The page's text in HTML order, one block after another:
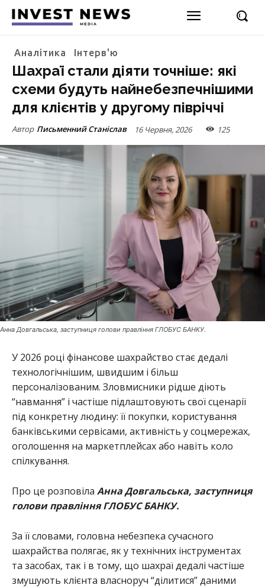
Аналітика Інтерв'ю
Шахраї стали діяти точніше: які
схеми будуть найнебезпечнішими
для клієнтів у другому півріччі
Автор Письменний Станіслав 16 Червня, 2026 125
Анна Довгальська, заступниця голови правління ГЛОБУС БАНКУ.
У 2026 році фінансове шахрайство стає дедалі
технологічнішим, швидшим і більш
персоналізованим. Зловмисники рідше діють
“навмання” і частіше підлаштовують свої сценарії
під конкретну людину: її покупки, користування
банківськими сервісами, активність у соцмережах,
оголошення на маркетплейсах або навіть коло
спілкування.
Про це розповіла Анна Довгальська, заступниця
голови правління ГЛОБУС БАНКУ.
За її словами, головна небезпека сучасного
шахрайства полягає, як у технічних інструментах
та засобах, так і в тому, що шахраї дедалі частіше
змушують клієнта власноруч “ділитися” даними